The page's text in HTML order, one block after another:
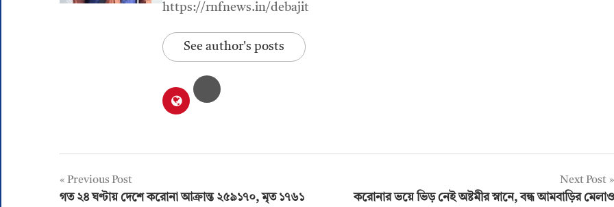
https://rnfnews.in/debajit
See author's posts
Post
Previous Post
গত ২৪ ঘণ্টায় দেশে করোনা আক্রান্ত ২৫৯১৭০, মৃত ১৭৬১
Next Post
করোনার ভয়ে ভিড় নেই অষ্টমীর স্নানে, বন্ধ আমবাড়ির মেলাও